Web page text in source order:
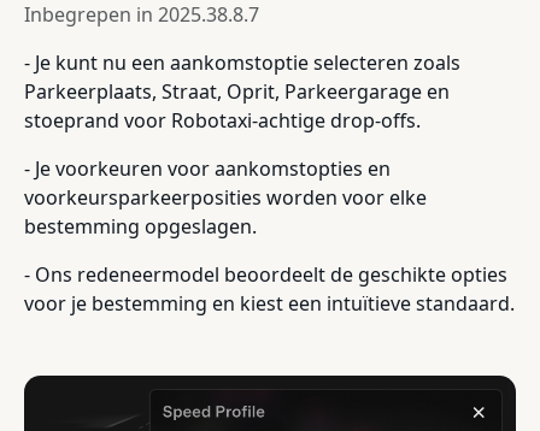
Inbegrepen in 2025.38.8.7
- Je kunt nu een aankomstoptie selecteren zoals
Parkeerplaats, Straat, Oprit, Parkeergarage en
stoeprand voor Robotaxi-achtige drop-offs.
- Je voorkeuren voor aankomstopties en
voorkeursparkeerposities worden voor elke
bestemming opgeslagen.
- Ons redeneermodel beoordeelt de geschikte opties
voor je bestemming en kiest een intuïtieve standaard.